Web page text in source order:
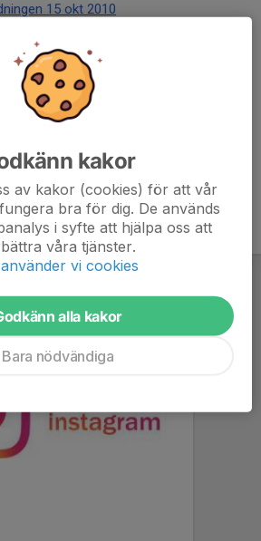
15 okt 2010
kakor
av kakor (cookies) för att vår
bra för dig. De används
i syfte att hjälpa oss att
våra tjänster.
vi cookies
alla kakor
Bara nödvändiga